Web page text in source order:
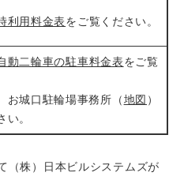
利用料金表をご覧ください。
動二輪車の駐車料金表をご覧
お城口駐輪場事務所（地図 ）
い。
（株）日本ビルシステムズが